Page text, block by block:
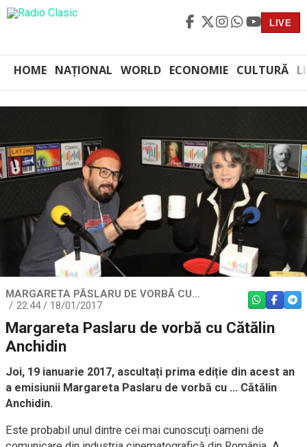
LIVE
HOME NAȚIONAL WORLD ECONOMIE CULTURĂ
MARGARETA PÂSLARU DE VORBĂ CU...
22:44 / 18/01/2017
WHATSAPP
Margareta Paslaru de vorbă cu Cătălin
Anchidin
Joi, 19 ianuarie 2017, ascultați prima ediție din acest an
a emisiunii Margareta Paslaru de vorbă cu … Cătălin
Anchidin.
Este probabil unul dintre cei mai cunoscuți oameni de